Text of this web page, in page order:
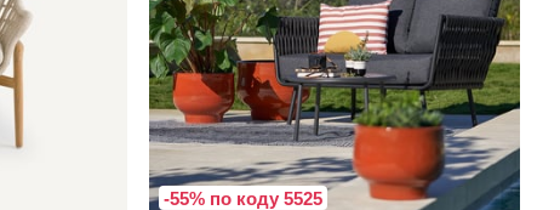
-55% по коду 5525